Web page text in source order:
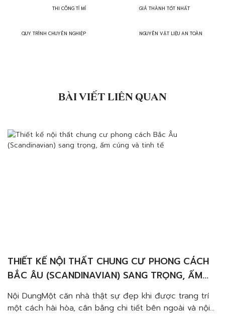
THI CÔNG TỈ MỈ
QUY TRÌNH CHUYÊN NGHIỆP
GIÁ THÀNH TỐT NHẤT
NGUYÊN VẬT LIỆU AN TOÀN
BÀI VIẾT LIÊN QUAN
THIẾT KẾ NỘI THẤT CHUNG CƯ PHONG CÁCH
BẮC ÂU (SCANDINAVIAN) SANG TRỌNG, ẤM
CÚNG VÀ TINH TẾ
Nội DungMột căn nhà thật sự đẹp khi được trang trí
một cách hài hòa, cân bằng chi tiết bên ngoài và nội